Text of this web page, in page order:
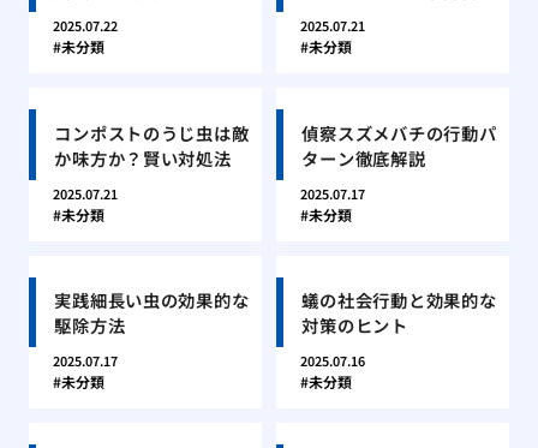
2025.07.22
未分類
2025.07.21
未分類
コンポストのうじ虫は敵
か味方か？賢い対処法
2025.07.21
未分類
偵察スズメバチの行動パ
ターン徹底解説
2025.07.17
未分類
実践細長い虫の効果的な
駆除方法
2025.07.17
未分類
蟻の社会行動と効果的な
対策のヒント
2025.07.16
未分類